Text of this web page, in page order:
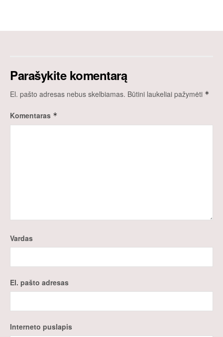
Parašykite komentarą
El. pašto adresas nebus skelbiamas. Būtini laukeliai pažymėti *
Komentaras *
Vardas
El. pašto adresas
Interneto puslapis